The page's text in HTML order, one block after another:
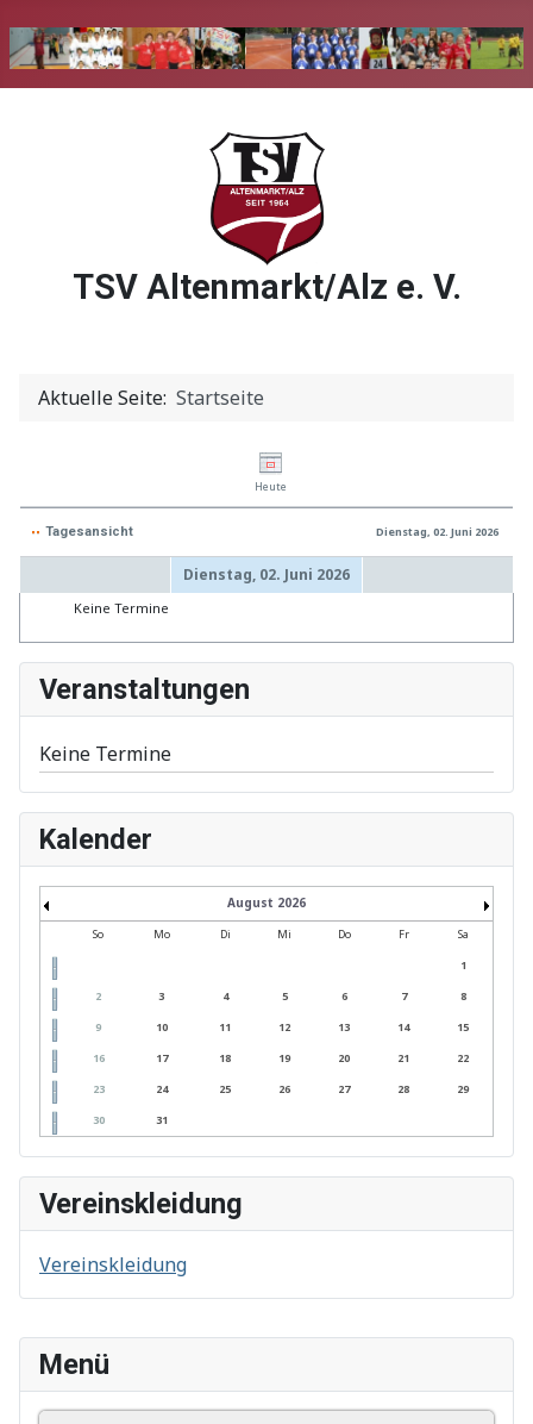
TSV Altenmarkt/Alz e. V.
Menü
Aktuelle Seite: Startseite
Heute
Tagesansicht Dienstag, 02. Juni 2026
Dienstag, 02. Juni 2026
Keine Termine
Veranstaltungen
Keine Termine
Kalender
August 2026
So Mo Di Mi Do Fr
Sa
1
2
3 4 5 6 7
8
9
10 11 12 13 14
15
16
17 18 19 20 21
22
23
24 25 26 27 28
29
30
31
Vereinskleidung
Vereinskleidung